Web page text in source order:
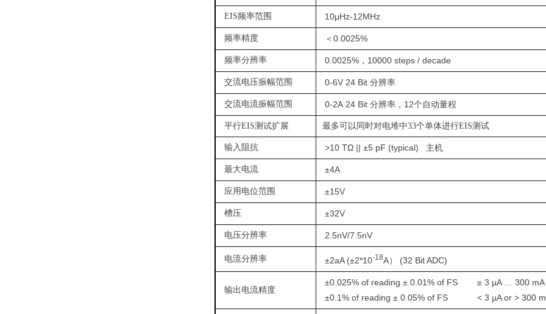
EIS频率范围 10μHz-12MHz
频率精度 ＜0.0025%
频率分辨率 0.0025%，10000 steps / decade
交流电压振幅范围 0-6V 24 Bit 分辨率
交流电流振幅范围 0-2A 24 Bit 分辨率， 12个 自动量程
平行EIS测试扩展 最多可以同时对电堆中33个单体进行EIS测试
输入阻抗 >10 TΩ || ±5 pF (typical) 主机
最大电流 ±4A
应用电位范围 ±15V
槽压 ±32V
电压分辨率 2.5nV/7.5nV
电流分辨率 ±2aA (±2*10-18A） (32 Bit ADC)
输出电流精度
±0.025% of reading ± 0.01% of FS ≥ 3 µA … 300 mA
±0.1% of reading ± 0.05% of FS < 3 µAor > 300